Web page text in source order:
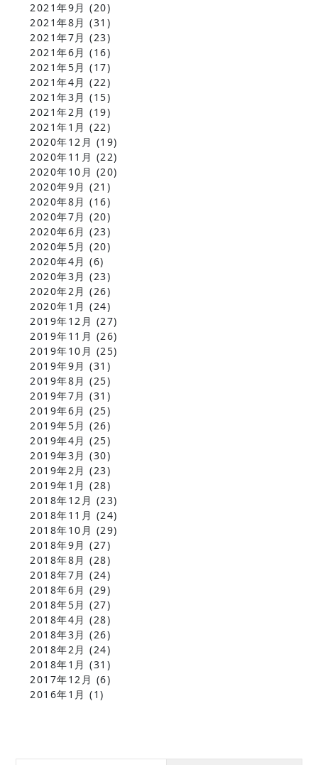
2021年9月 (20)
2021年8月 (31)
2021年7月 (23)
2021年6月 (16)
2021年5月 (17)
2021年4月 (22)
2021年3月 (15)
2021年2月 (19)
2021年1月 (22)
2020年12月 (19)
2020年11月 (22)
2020年10月 (20)
2020年9月 (21)
2020年8月 (16)
2020年7月 (20)
2020年6月 (23)
2020年5月 (20)
2020年4月 (6)
2020年3月 (23)
2020年2月 (26)
2020年1月 (24)
2019年12月 (27)
2019年11月 (26)
2019年10月 (25)
2019年9月 (31)
2019年8月 (25)
2019年7月 (31)
2019年6月 (25)
2019年5月 (26)
2019年4月 (25)
2019年3月 (30)
2019年2月 (23)
2019年1月 (28)
2018年12月 (23)
2018年11月 (24)
2018年10月 (29)
2018年9月 (27)
2018年8月 (28)
2018年7月 (24)
2018年6月 (29)
2018年5月 (27)
2018年4月 (28)
2018年3月 (26)
2018年2月 (24)
2018年1月 (31)
2017年12月 (6)
2016年1月 (1)